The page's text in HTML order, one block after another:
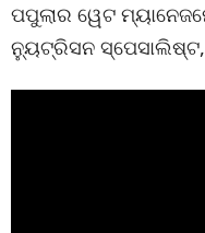
ପପୁଲାର ୱେଟ
ନ୍ୟୁଟ୍ରିସନ